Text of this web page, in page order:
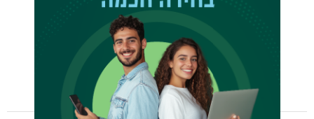
נשים נשואות
שבחרו לחיות
כלסביות